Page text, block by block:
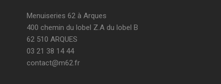
Menuiseries 62 à Arques
400 chemin du lobel Z.A du lobel B
62 510 ARQUES
03 21 38 14 44
contact@m62.fr